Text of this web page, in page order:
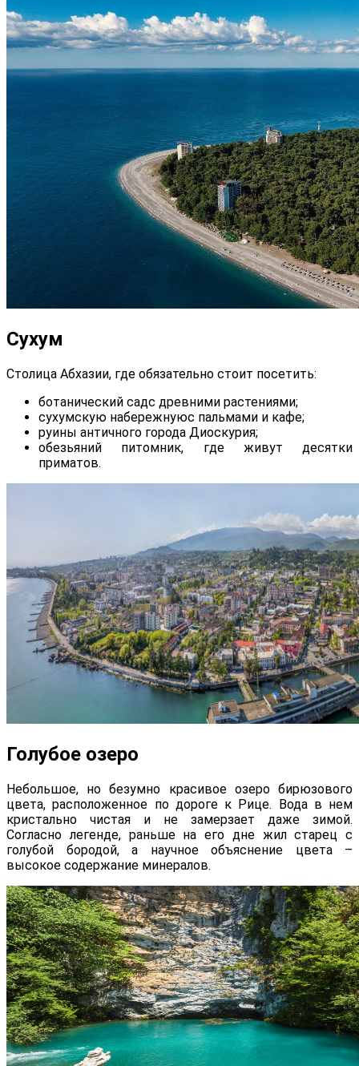
Сухум
Столица Абхазии, где обязательно стоит посетить:
ботанический садс древними растениями;
сухумскую набережнуюс пальмами и кафе;
руины античного города Диоскурия;
обезьяний питомник, где живут десятки
приматов.
Голубое озеро
Небольшое, но безумно красивое озеро бирюзового
цвета, расположенное по дороге к Рице. Вода в нем
кристально чистая и не замерзает даже зимой.
Согласно легенде, раньше на его дне жил старец с
голубой бородой, а научное объяснение цвета –
высокое содержание минералов.